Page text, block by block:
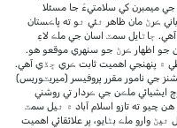
ميمبرن کي سلامتيءَ جا مسئلا
ڪرڻ مان ظاهر ٿئي ٿو ته پاڪستان
ڄاڻايل سمٽ اسان جي ملڪ لاءِ
جو اظهار ڪرڻ جو سنهري موقعو هو.
۾ پنهنجي اهميت ثابت ڪري ڇڏي آهي.
جي نامور مقرر پروفيسر (ميريٽوريس)
ملڪن جي ڪردار تي روشني
چيو ته تازو اسلام آباد ۾ ٿيل سمٽ
وارو ملڪ بڻايو، پر علائقائي اهميت